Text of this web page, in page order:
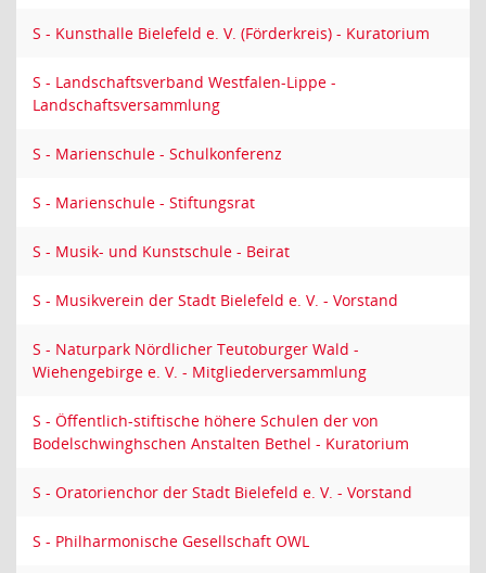
S - Kunsthalle Bielefeld e. V. (Förderkreis) - Kuratorium
S - Landschaftsverband Westfalen-Lippe -
Landschaftsversammlung
S - Marienschule - Schulkonferenz
S - Marienschule - Stiftungsrat
S - Musik- und Kunstschule - Beirat
S - Musikverein der Stadt Bielefeld e. V. - Vorstand
S - Naturpark Nördlicher Teutoburger Wald -
Wiehengebirge e. V. - Mitgliederversammlung
S - Öffentlich-stiftische höhere Schulen der von
Bodelschwinghschen Anstalten Bethel - Kuratorium
S - Oratorienchor der Stadt Bielefeld e. V. - Vorstand
S - Philharmonische Gesellschaft OWL